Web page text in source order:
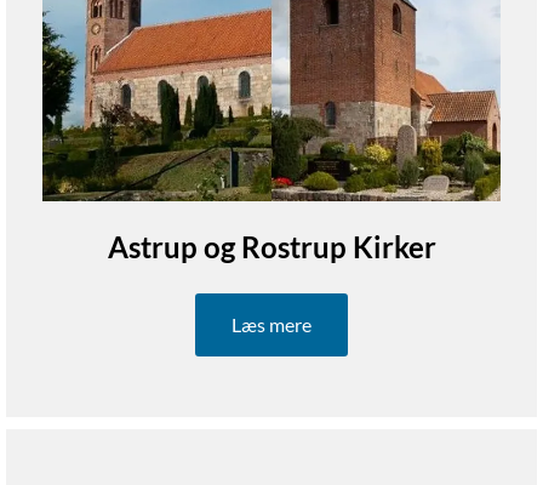
Astrup og Rostrup Kirker
Læs mere